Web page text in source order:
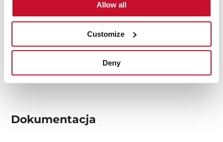
Allow all
Customize
Deny
Dokumentacja